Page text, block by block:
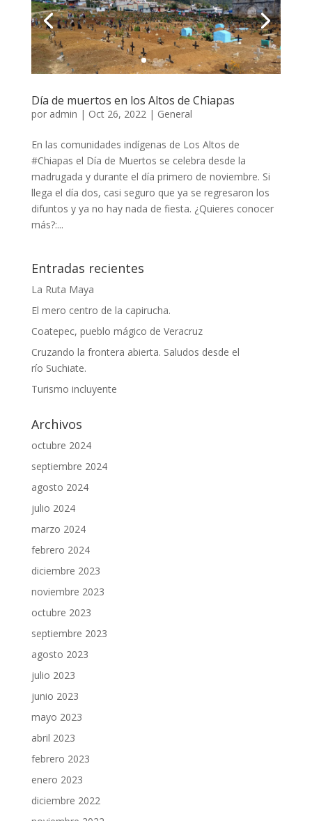
Día de muertos en los Altos de Chiapas
por admin | Oct 26, 2022 | General
En las comunidades indígenas de Los Altos de
#Chiapas el Día de Muertos se celebra desde la
madrugada y durante el día primero de noviembre. Si
llega el día dos, casi seguro que ya se regresaron los
difuntos y ya no hay nada de fiesta. ¿Quieres conocer
más?:...
Entradas recientes
La Ruta Maya
El mero centro de la capirucha.
Coatepec, pueblo mágico de Veracruz
Cruzando la frontera abierta. Saludos desde el
río Suchiate.
Turismo incluyente
Archivos
octubre 2024
septiembre 2024
agosto 2024
julio 2024
marzo 2024
febrero 2024
diciembre 2023
noviembre 2023
octubre 2023
septiembre 2023
agosto 2023
julio 2023
junio 2023
mayo 2023
abril 2023
febrero 2023
enero 2023
diciembre 2022